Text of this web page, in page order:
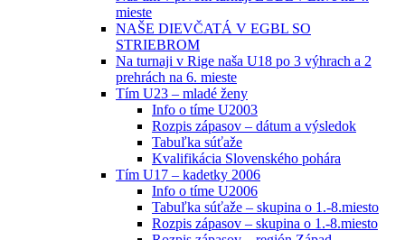
mieste
NAŠE DIEVČATÁ V EGBL SO
STRIEBROM
Na turnaji v Rige naša U18 po 3 výhrach a 2
prehrách na 6. mieste
Tím U23 – mladé ženy
Info o tíme U2003
Rozpis zápasov – dátum a výsledok
Tabuľka súťaže
Kvalifikácia Slovenského pohára
Tím U17 – kadetky 2006
Info o tíme U2006
Tabuľka súťaže – skupina o 1.-8.miesto
Rozpis zápasov – skupina o 1.-8.miesto